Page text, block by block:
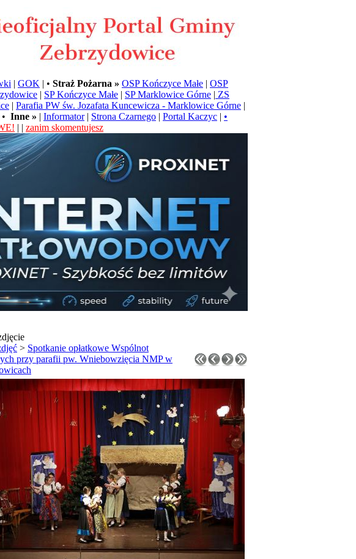
| GOK | • Straż Pożarna » OSP Kończyce Małe | OSP
| SP Kończyce Małe | SP Marklowice Górne | ZS
| Parafia PW św. Jozafata Kuncewicza - Marklowice Górne |
• Inne » | Informator| Strona Czarnego | Portal Kaczyc | •
| | zanim skomentujesz
> Spotkanie opłatkowe Wspólnot
przy parafii pw. Wniebowzięcia NMP w